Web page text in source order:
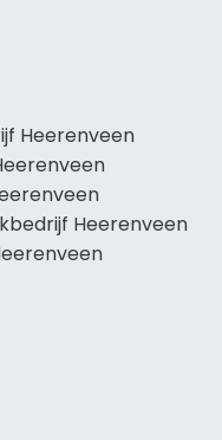
Heerenveen
Heerenveen